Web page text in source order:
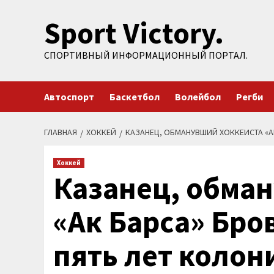
содержимомуSport Victory.
СПОРТИВНЫЙ ИНФОРМАЦИОННЫЙ ПОРТАЛ.
Автоспорт Баскетбол Волейбол Регби
ГЛАВНАЯ ХОККЕЙ КАЗАНЕЦ, ОБМАНУВШИЙ ХОККЕИСТА
Хоккей
Казанец,
«Ак Барса»
пять лет